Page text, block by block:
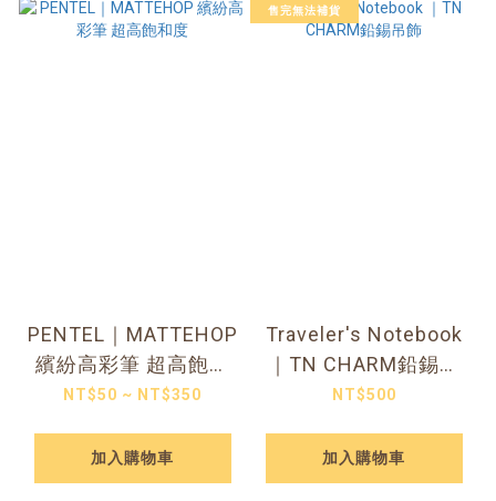
PENTEL｜MATTEHOP
繽紛高彩筆 超高飽和
度
NT$50 ~ NT$350
加入購物車
售完無法補貨
Traveler's Notebook
｜TN CHARM鉛錫吊
飾
NT$500
加入購物車